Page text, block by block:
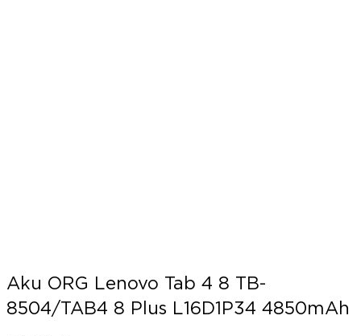
Aku ORG Lenovo Tab 4 8 TB-
8504/TAB4 8 Plus L16D1P34 4850mAh